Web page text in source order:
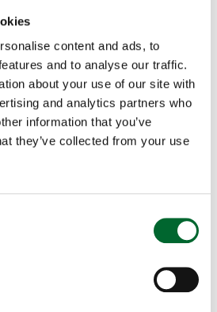
content and ads, to
and to analyse our traffic.
about your use of our site with
and analytics partners who
information that you’ve
they’ve collected from your use
Bedeutung
Sitzstangensysteme
Vor allem nachts